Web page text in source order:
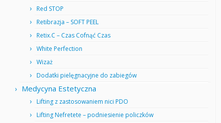
Red STOP
Retibrazja – SOFT PEEL
Retix.C – Czas Cofnąć Czas
White Perfection
Wizaż
Dodatki pielęgnacyjne do zabiegów
Medycyna Estetyczna
Lifting z zastosowaniem nici PDO
Lifting Nefretete – podniesienie policzków